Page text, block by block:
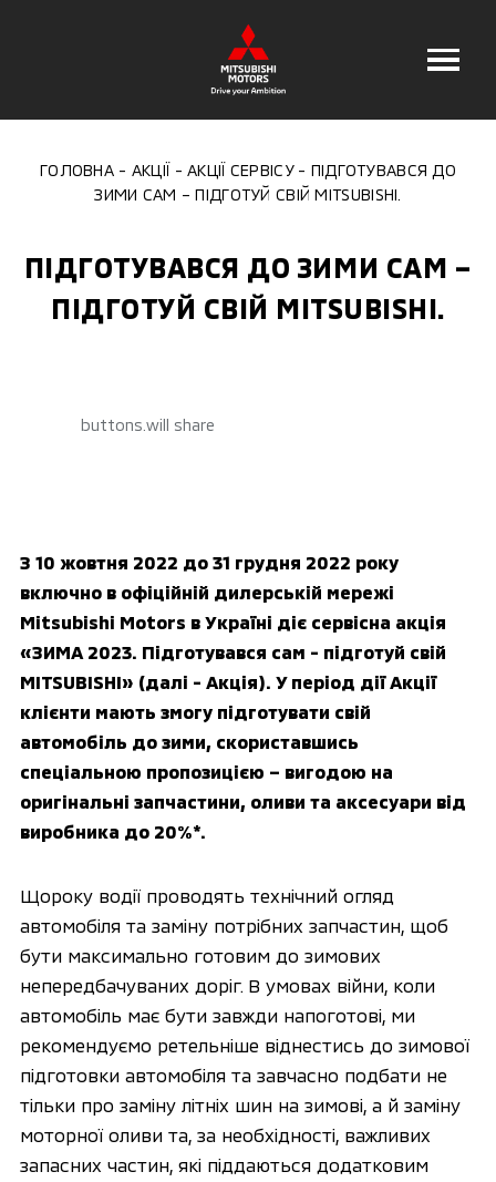
ГОЛОВНА АКЦІЇ АКЦІЇ СЕРВІСУ
ПІДГОТУВАВСЯ ДО
ЗИМИ САМ – ПІДГОТУЙ СВІЙ MITSUBISHI.
ПІДГОТУВАВСЯ ДО ЗИМИ САМ –
ПІДГОТУЙ СВІЙ MITSUBISHI.
buttons.will share
З 10 жовтня 2022 до 31 грудня 2022 року
включно в офіційній дилерській мережі
Mitsubishi Motors в Україні діє сервісна акція
«ЗИМА 2023. Підготувався сам - підготуй свій
MITSUBISHI» (далі - Акція). У період дії Акції
клієнти мають змогу підготувати свій
автомобіль до зими, скориставшись
спеціальною пропозицією – вигодою на
оригінальні запчастини, оливи та аксесуари від
виробника до 20%*.
Щороку водії проводять технічний огляд
автомобіля та заміну потрібних запчастин, щоб
бути максимально готовим до зимових
непередбачуваних доріг. В умовах війни, коли
автомобіль має бути завжди напоготові, ми
рекомендуємо ретельніше віднестись до зимової
підготовки автомобіля та завчасно подбати не
тільки про заміну літніх шин на зимові, а й заміну
моторної оливи та, за необхідності, важливих
запасних частин, які піддаються додатковим